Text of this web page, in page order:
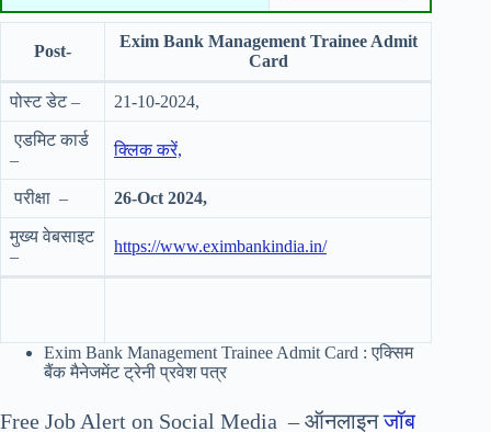
Post-
Exim Bank Management Trainee Admit
Card
पोस्ट डेट – 21-10-2024,
एडमिट कार्ड
–
क्लिक करें,
परीक्षा – 26-Oct 2024,
मुख्य वेबसाइट
–
https://www.eximbankindia.in/
Exim Bank Management Trainee Admit Card : एक्सिम
बैंक मैनेजमेंट ट्रेनी प्रवेश पत्र
Free Job Alert on Social Media – ऑनलाइनजॉब